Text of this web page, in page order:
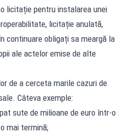
licitație pentru instalarea unei
licitație anulată,
obligați sa meargă la
ale actelor emise de alte
de a cerceta marile cazuri de
Câteva exemple:
sute de milioane de euro într-o
mai termină;